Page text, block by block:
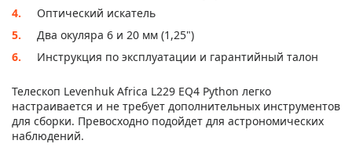
Оптический искатель
Два окуляра 6 и 20 мм (1,25")
Инструкция по эксплуатации и гарантийный талон
Телескоп Levenhuk Africa L229 EQ4 Python легко
настраивается и не требует дополнительных инструментов
для сборки. Превосходно подойдет для астрономических
наблюдений.